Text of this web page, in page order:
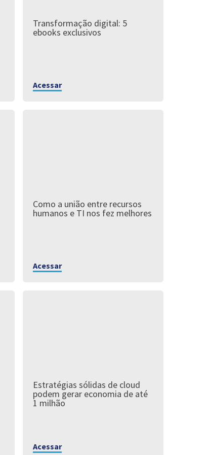
Transformação digital: 5
ebooks exclusivos
Acessar
Como a união entre recursos
humanos e TI nos fez melhores
Acessar
Estratégias sólidas de cloud
podem gerar economia de até
1 milhão
Acessar